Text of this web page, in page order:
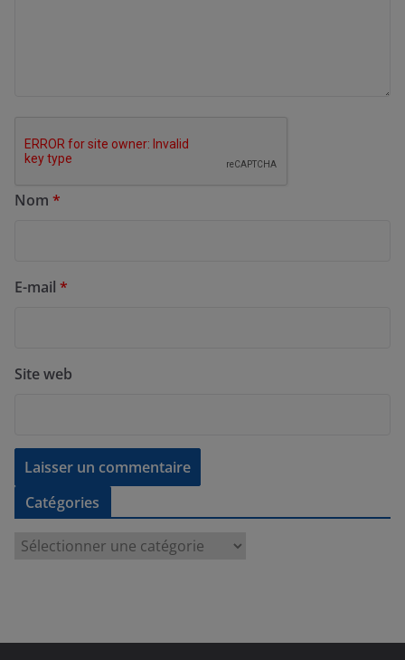
Nom *
E-mail *
Site web
Catégories